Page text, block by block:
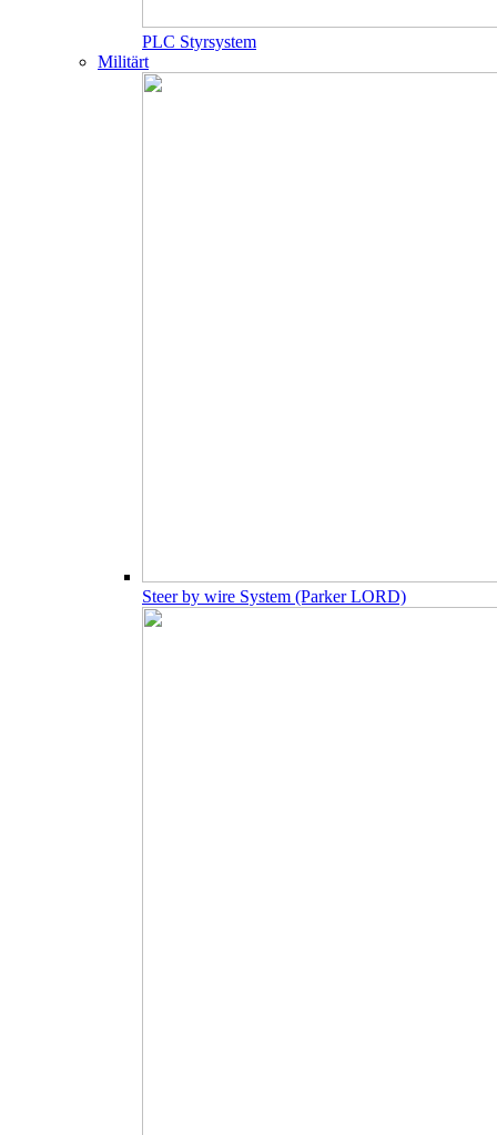
PLC Styrsystem
Militärt
Steer by wire System (Parker LORD)